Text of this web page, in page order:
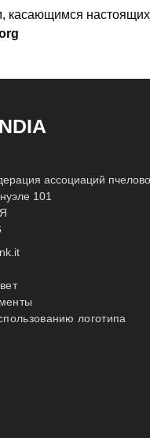
касающимся
ассоциаций
101
логотипа